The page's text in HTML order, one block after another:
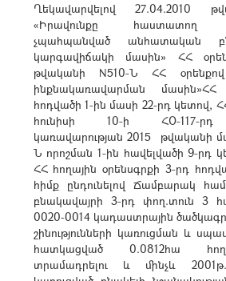
Ղեկավարվելով 27.04.2010
«Իրավունքը հաստատող
չպահպանված անհատական
կարգավիճակի մասին» ՀՀ
թվականի N510-Ն ՀՀ
ինքնակառավարման
հոդվածի 1-ին մասի 22-րդ կետով,
հունիսի 10-ի ՀՕ-117-րդ
կառավարության 2015 թվականի
Ն որոշման 1-ին հավելվածի 9-րդ
ՀՀ հողային օրենսգրքի 3-րդ
հիմք ընդունելով Ճամբարակ
բնակավայրի 3-րդ փող.տուն 3
0020-0014 կադաստրային
շինությունների կառուցման և
հատկացված 0.0812հա
տրամադրելու և մինչև